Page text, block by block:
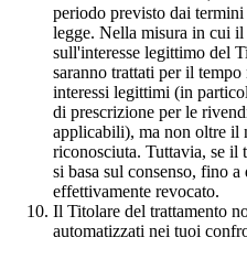
periodo previsto dai
legge. Nella misura in cui il
sull'interesse legittimo del
saranno trattati per il
interessi legittimi (in
di prescrizione per le
applicabili), ma non oltre il
riconosciuta. Tuttavia, se il
si basa sul consenso, fino
effettivamente revocato.
Il Titolare del trattamento
automatizzati nei tuoi